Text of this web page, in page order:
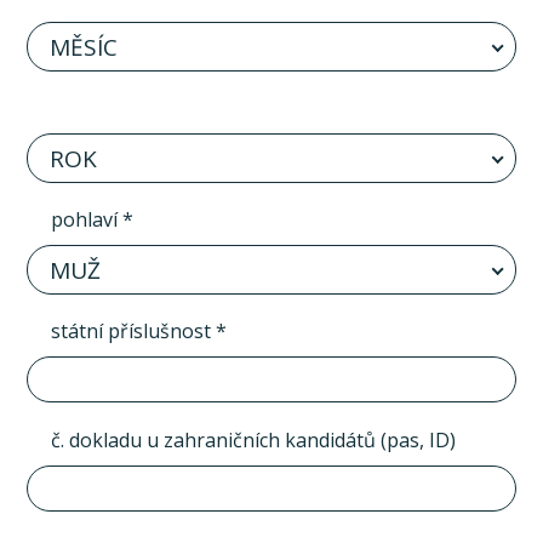
MĚSÍC
ROK
pohlaví *
MUŽ
státní příslušnost *
č. dokladu u zahraničních kandidátů (pas, ID)